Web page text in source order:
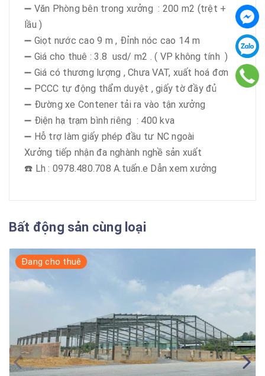
➖ Văn Phòng bên trong xưởng : 200 m2 (trệt +
lầu )
➖ Giọt nước cao 9 m , Đỉnh nóc cao 14 m
➖ Giá cho thuê : 3.8 usd/ m2 . ( VP không tính )
➖ Giá có thương lượng , Chưa VAT, xuất hoá đơn
➖ PCCC tự động thẩm duyệt , giấy tờ đầy đủ
➖ Đường xe Contener tải ra vào tận xưởng
➖ Điện hạ trạm bình riêng : 400 kva
➖ Hỗ trợ làm giấy phép đầu tư NC ngoài
Xưởng tiếp nhận đa nghành nghề sản xuất
☎️ Lh : 0978.480.708 A.tuấn.e Dẫn xem xưởng
Bất động sản cùng loại
Đang cho thuê